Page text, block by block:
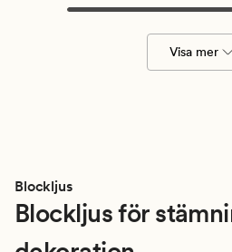
Visa mer
Blockljus
Blockljus för